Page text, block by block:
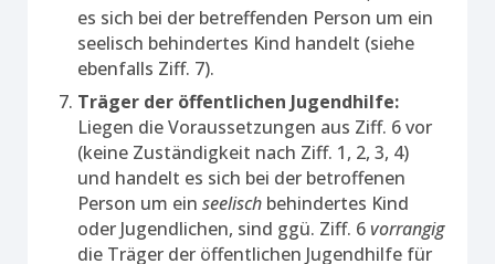
es sich bei der betreffenden Person um ein
seelisch behindertes Kind handelt (siehe
ebenfalls Ziff. 7).
Träger der öffentlichen Jugendhilfe:
Liegen die Voraussetzungen aus Ziff. 6 vor
(keine Zuständigkeit nach Ziff. 1, 2, 3, 4)
und handelt es sich bei der betroffenen
Person um ein seelisch behindertes Kind
oder Jugendlichen, sind ggü. Ziff. 6vorrangig
die Träger der öffentlichen Jugendhilfe für